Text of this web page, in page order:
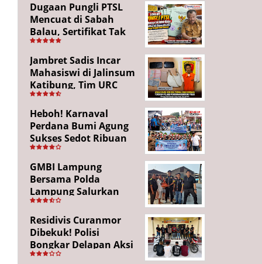
Dugaan Pungli PTSL
Mencuat di Sabah
Balau, Sertifikat Tak
Kunjung Diterima,
Warga Tempuh Jalur
Hukum
Jambret Sadis Incar
Mahasiswi di Jalinsum
Katibung, Tim URC
Ringkus Pelaku dan
Sita Barang Bukti
Heboh! Karnaval
Perdana Bumi Agung
Sukses Sedot Ribuan
Penonton, Enam
Lingkungan Tampil All
Out
GMBI Lampung
Bersama Polda
Lampung Salurkan
Puluhan Paket
Sembako di
Bakauheni, Wujud
Kepedulian Sambut
HUT RI ke-81
Residivis Curanmor
Dibekuk! Polisi
Bongkar Delapan Aksi
Pencurian di